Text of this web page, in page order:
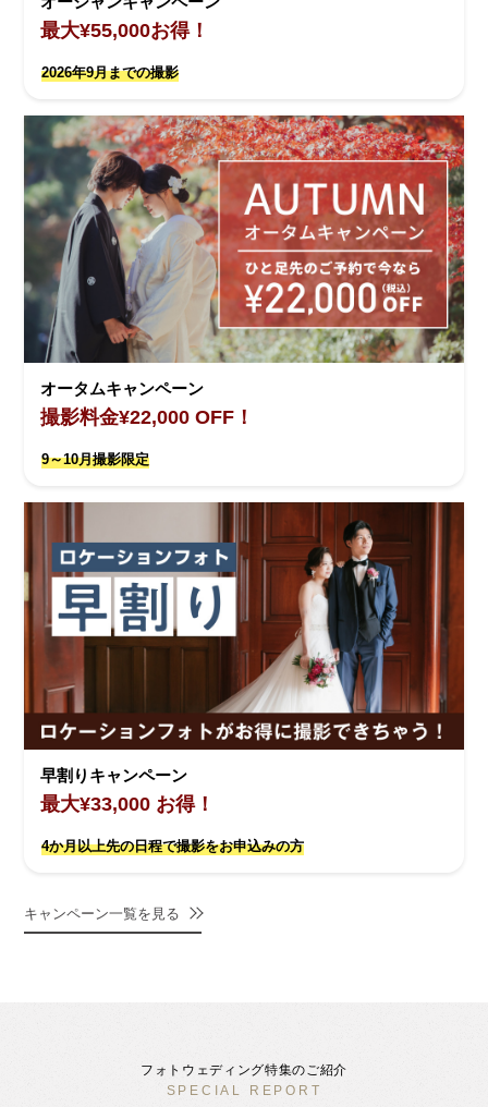
最大¥55,000お得！
2026年9月までの撮影
オータムキャンペーン
撮影料金¥22,000 OFF！
9～10月撮影限定
早割りキャンペーン
最大¥33,000 お得！
4か月以上先の日程で撮影をお申込みの方
キャンペーン一覧を見る
フォトウェディング特集のご紹介
SPECIAL REPORT